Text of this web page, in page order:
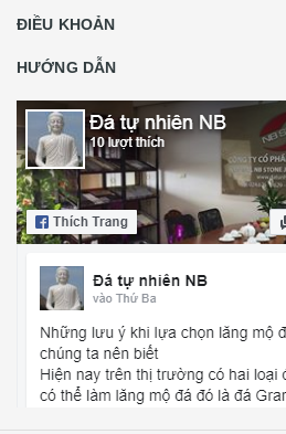
ĐIỀU KHOẢN
HƯỚNG DẪN